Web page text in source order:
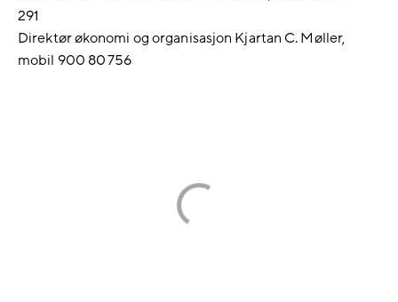
291
Direktør økonomi og organisasjon Kjartan C. Møller,
mobil 900 80 756